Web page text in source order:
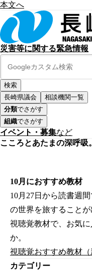
本文へ
災害等に関する緊急情報
長崎県議会
相談機関一覧
分類でさがす
組織でさがす
イベント・募集など
こころとあたまの深呼吸
10月におすすめ教材
10月27日から読書週
の世界を旅することが
視聴覚教材で、お気
か。
視聴覚おすすめ教材（
カテゴリー